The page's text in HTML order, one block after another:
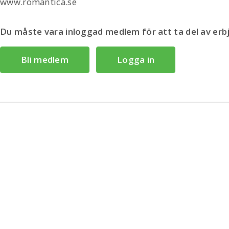
Du måste vara inloggad medlem för att ta del av
Bli medlem Logga in